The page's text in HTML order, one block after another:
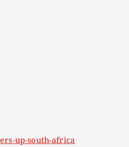
up-south-africa